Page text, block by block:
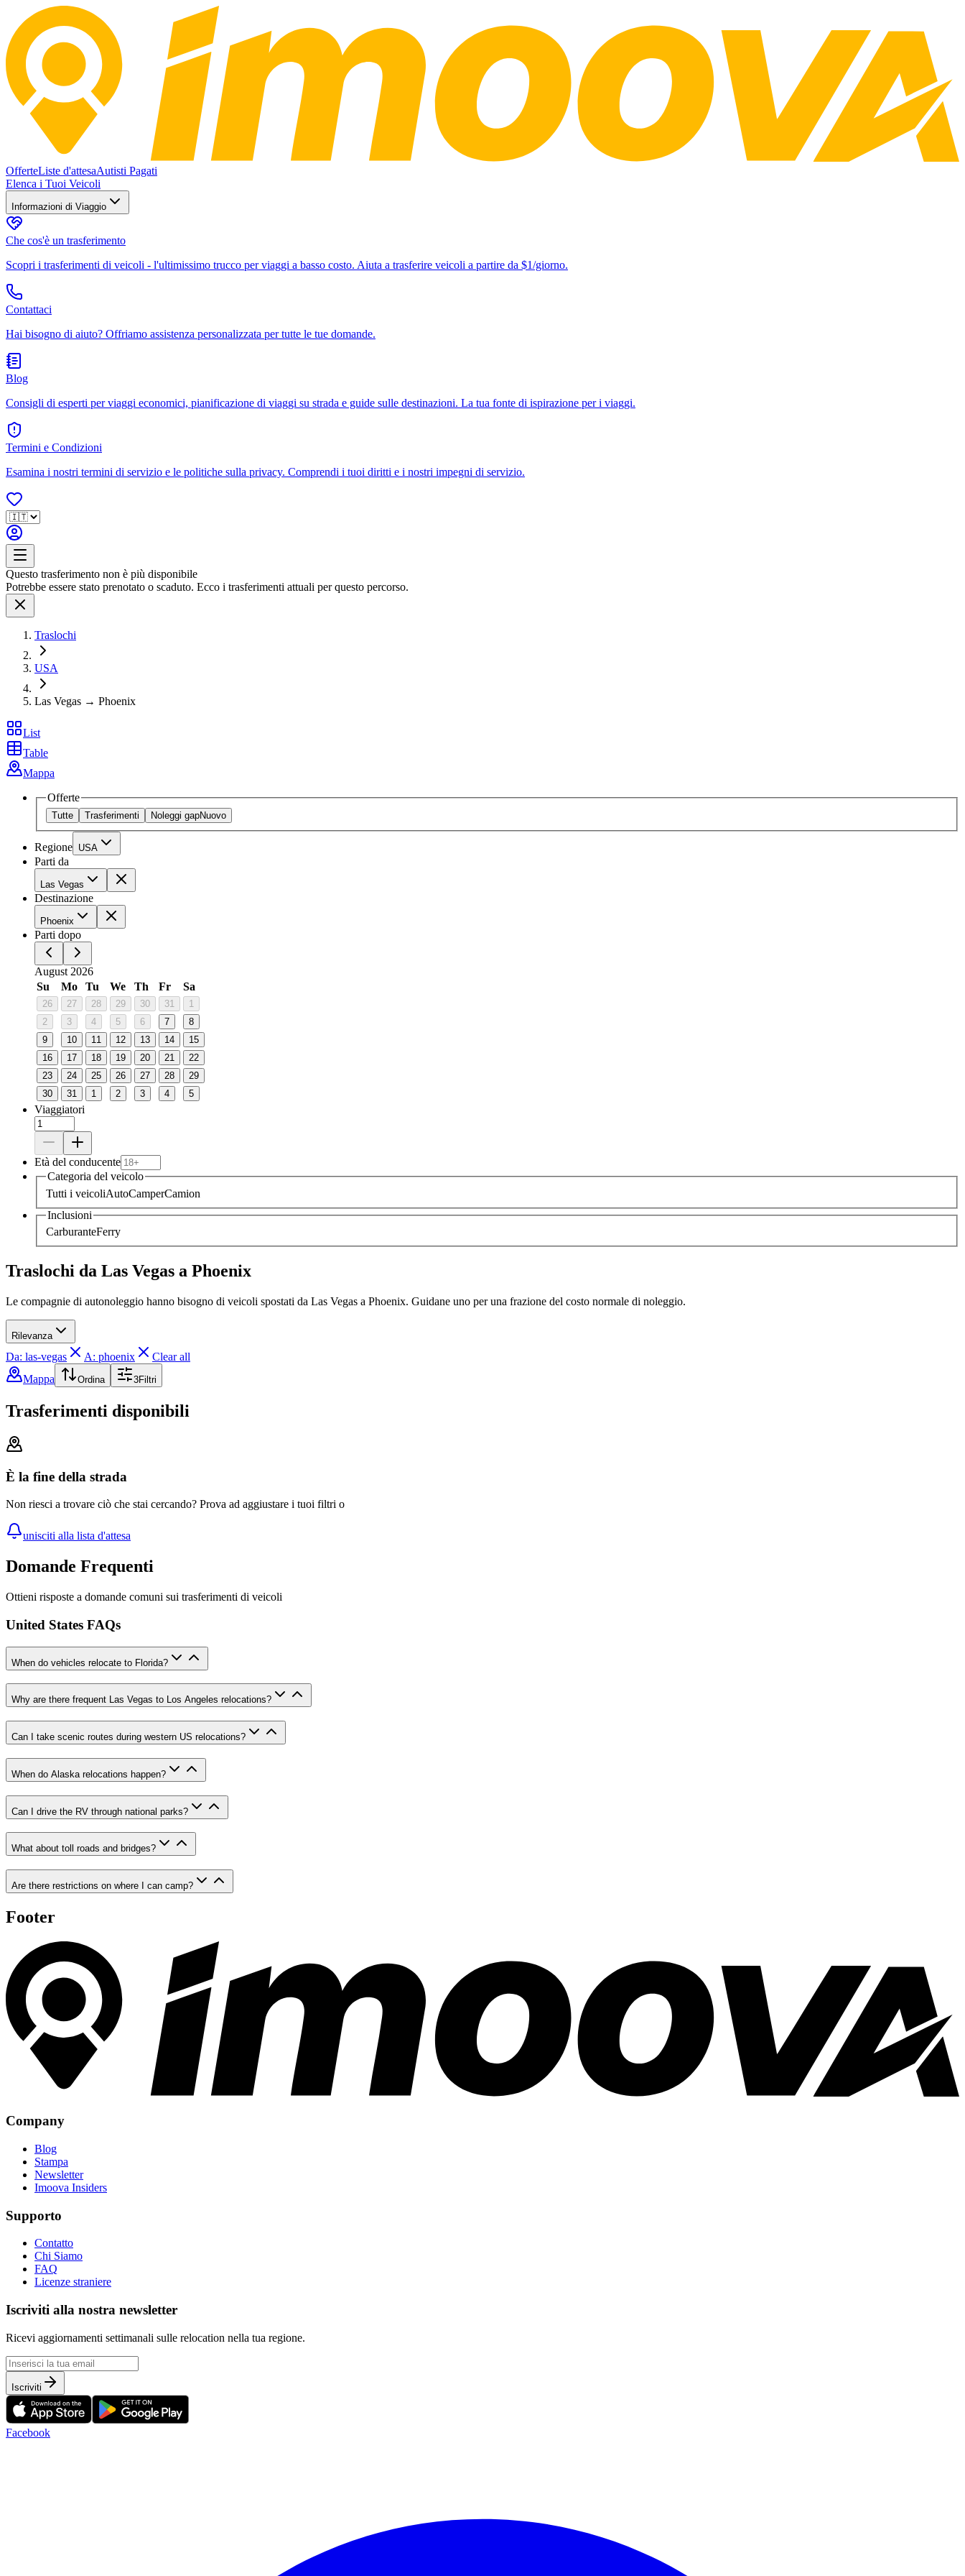
OfferteListe d'attesaAutisti Pagati
Elenca i Tuoi Veicoli
Informazioni di Viaggio
Che cos'è un trasferimento
Scopri i trasferimenti di veicoli - l'ultimissimo trucco per viaggi a basso costo. Aiuta a trasferire veicoli a partire da $1/giorno.
Contattaci
Hai bisogno di aiuto? Offriamo assistenza personalizzata per tutte le tue domande.
Blog
Consigli di esperti per viaggi economici, pianificazione di viaggi su strada e guide sulle destinazioni. La tua fonte di ispirazione per i viaggi.
Termini e Condizioni
Esamina i nostri termini di servizio e le politiche sulla privacy. Comprendi i tuoi diritti e i nostri impegni di servizio.
Questo trasferimento non è più disponibile
Potrebbe essere stato prenotato o scaduto. Ecco i trasferimenti attuali per questo percorso.
Traslochi
USA
Las Vegas → Phoenix
List
Table
Mappa
Offerte
Tutte Trasferimenti Noleggi gapNuovo
Regione USA
Parti da
Las Vegas
Destinazione
Phoenix
Parti dopo
August 2026
Su
Mo Tu We Th Fr Sa
26 27 28 29 30 31
1
2
3 4 5 6 7
8
9
10 11 12 13 14
15
16
17 18 19 20 21
22
23
24 25 26 27 28
29
30
31 1 2 3 4 5
Viaggiatori
Età del conducente
Categoria del veicolo
Tutti i veicoliAutoCamperCamion
Inclusioni
CarburanteFerry
Traslochi da Las Vegas a Phoenix
Le compagnie di autonoleggio hanno bisogno di veicoli spostati da Las Vegas a Phoenix. Guidane uno per una frazione del costo normale di noleggio.
Rilevanza
Da: las-vegas A: phoenix
Clear all
Mappa
Ordina 3Filtri
Trasferimenti disponibili
È la fine della strada
Non riesci a trovare ciò che stai cercando? Prova ad aggiustare i tuoi filtri o
unisciti alla lista d'attesa
Domande Frequenti
Ottieni risposte a domande comuni sui trasferimenti di veicoli
United States FAQs
When do vehicles relocate to Florida?
Why are there frequent Las Vegas to Los Angeles relocations?
Can I take scenic routes during western US relocations?
When do Alaska relocations happen?
Can I drive the RV through national parks?
What about toll roads and bridges?
Are there restrictions on where I can camp?
Footer
Company
Blog
Stampa
Newsletter
Imoova Insiders
Supporto
Contatto
Chi Siamo
FAQ
Licenze straniere
Iscriviti alla nostra newsletter
Ricevi aggiornamenti settimanali sulle relocation nella tua regione.
Iscriviti
Facebook